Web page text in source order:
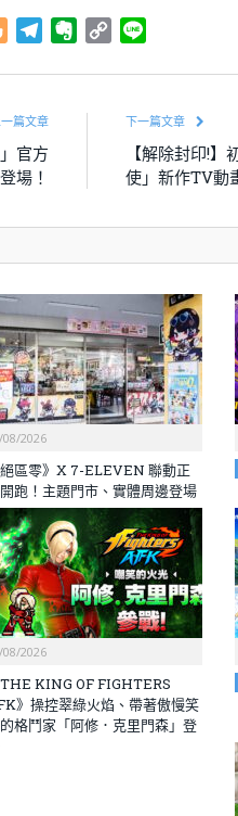
BloggerTelegramEvernote
Copy
篇文章
官方
場！
下一篇文章
【解除封印!
使」新作TV動
08/2026
絕區零》X 7-ELEVEN 聯動正
跑！主題門市、實體周邊登場
08/2026
THE KING OF FIGHTERS
》操控翠綠火焰、帶著傲慢笑
格鬥家「阿修．克里門森」登